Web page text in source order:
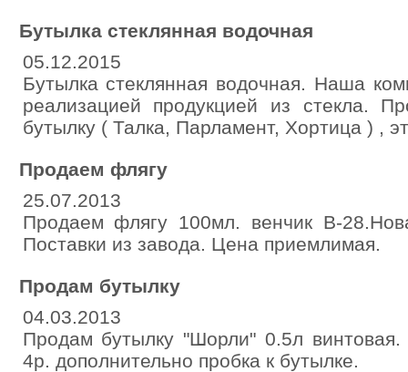
Бутылка стеклянная водочная
05.12.2015
Бутылка стеклянная водочная. Наша
реализацией продукцией из стекла.
бутылку ( Талка, Парламент, Хортица ) ,
Продаем флягу
25.07.2013
Продаем флягу 100мл. венчик В-
Поставки из завода. Цена приемлимая.
Продам бутылку
04.03.2013
Продам бутылку "Шорли" 0.5л
4р. дополнительно пробка к бутылке.